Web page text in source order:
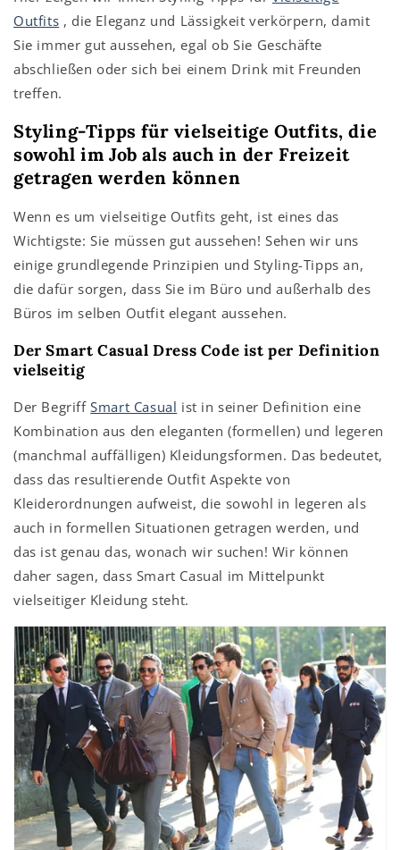
Outfits , die Eleganz und Lässigkeit verkörpern, damit
Sie immer gut aussehen, egal ob Sie Geschäfte
abschließen oder sich bei einem Drink mit Freunden
treffen.
Styling-Tipps für vielseitige Outfits, die
sowohl im Job als auch in der Freizeit
getragen werden können
Wenn es um vielseitige Outfits geht, ist eines das
Wichtigste: Sie müssen gut aussehen! Sehen wir uns
einige grundlegende Prinzipien und Styling-Tipps an,
die dafür sorgen, dass Sie im Büro und außerhalb des
Büros im selben Outfit elegant aussehen.
Der Smart Casual Dress Code ist per Definition
vielseitig
Der BegriffSmart Casual ist in seiner Definition eine
Kombination aus den eleganten (formellen) und legeren
(manchmal auffälligen) Kleidungsformen. Das bedeutet,
dass das resultierende Outfit Aspekte von
Kleiderordnungen aufweist, die sowohl in legeren als
auch in formellen Situationen getragen werden, und
das ist genau das, wonach wir suchen! Wir können
daher sagen, dass Smart Casual im Mittelpunkt
vielseitiger Kleidung steht.